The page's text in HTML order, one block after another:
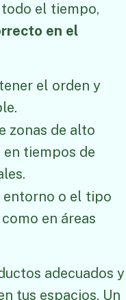
el tiempo,
en el
el orden y
zonas de alto
tiempos de
entorno o el tipo
en áreas
adecuados y
tus espacios. Un